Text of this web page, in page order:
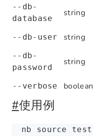
--db-
database
string
--db-user string
--db-
password
string
--verbose boolean
#使用例
nb source test